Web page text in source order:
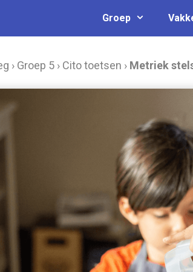
Groep
› Groep 5 › Cito toetsen › Metriek